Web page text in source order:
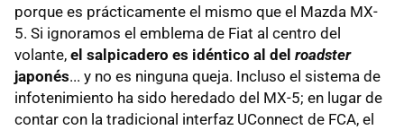
porque es prácticamente el mismo que el Mazda MX-
5. Si ignoramos el emblema de Fiat al centro del
volante, el salpicadero es idéntico al del roadster
japonés... y no es ninguna queja. Incluso el sistema de
infotenimiento ha sido heredado del MX-5; en lugar de
contar con la tradicional interfaz UConnect de FCA, el